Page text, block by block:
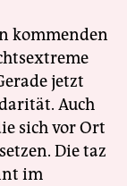
kommenden
jetzt
Auch
sich vor Ort
Die taz
im